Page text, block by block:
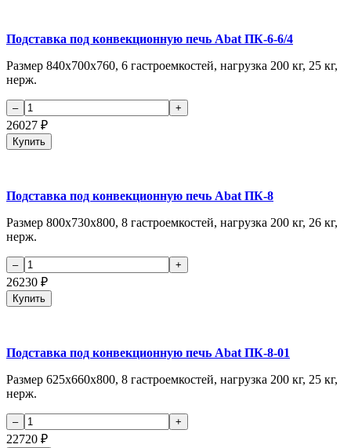
Подставка под конвекционную печь Abat ПК-6-6/4
Размер 840х700х760, 6 гастроемкостей, нагрузка 200 кг, 25 кг,
нерж.
26027 ₽
Купить
Подставка под конвекционную печь Abat ПК-8
Размер 800х730х800, 8 гастроемкостей, нагрузка 200 кг, 26 кг,
нерж.
26230 ₽
Купить
Подставка под конвекционную печь Abat ПК-8-01
Размер 625х660х800, 8 гастроемкостей, нагрузка 200 кг, 25 кг,
нерж.
22720 ₽